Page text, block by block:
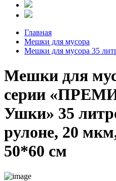
Главная
Мешки для мусора
Мешки для мусора 35
Мешки для
серии
Ушки» 35
рулоне, 20
50*60 см